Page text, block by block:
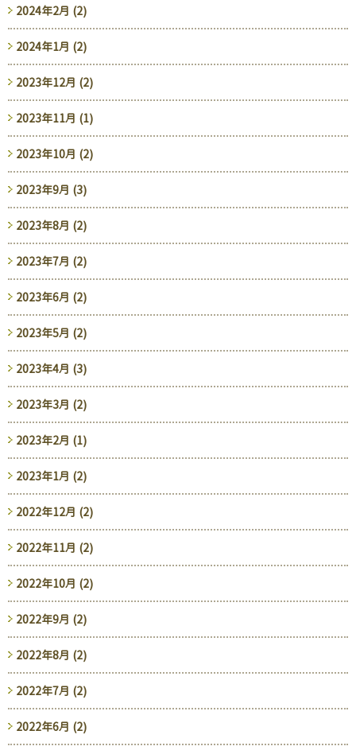
2024年2月 (2)
2024年1月 (2)
2023年12月 (2)
2023年11月 (1)
2023年10月 (2)
2023年9月 (3)
2023年8月 (2)
2023年7月 (2)
2023年6月 (2)
2023年5月 (2)
2023年4月 (3)
2023年3月 (2)
2023年2月 (1)
2023年1月 (2)
2022年12月 (2)
2022年11月 (2)
2022年10月 (2)
2022年9月 (2)
2022年8月 (2)
2022年7月 (2)
2022年6月 (2)